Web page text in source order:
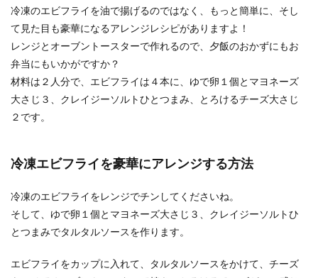
夕飯のレシピにおすすめな子供が喜ぶ
夕飯のレシピを考える時に、大人中心で考えてし
冷凍のエビフライを油で揚げるのではなく、もっと簡単に、そし
て見た目も豪華になるアレンジレシピがありますよ！
レンジとオーブントースターで作れるので、夕飯のおかずにもお
弁当にもいかがですか？
材料は２人分で、エビフライは４本に、ゆで卵１個とマヨネーズ
大さじ３、クレイジーソルトひとつまみ、とろけるチーズ大さじ
２です。
冷凍エビフライを豪華にアレンジする方法
冷凍のエビフライをレンジでチンしてくださいね。
そして、ゆで卵１個とマヨネーズ大さじ３、クレイジーソルトひ
とつまみでタルタルソースを作ります。
エビフライをカップに入れて、タルタルソースをかけて、チーズ